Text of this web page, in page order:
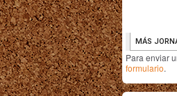
Para enviar
formulario.